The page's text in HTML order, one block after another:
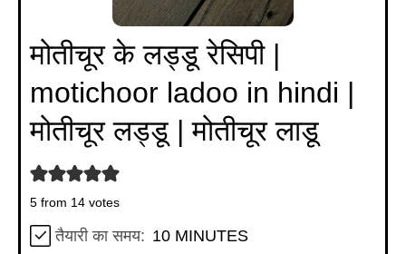
मोतीचूर के लड्डू रेसिपी |
motichoor ladoo in hindi |
मोतीचूर लड्डू | मोतीचूर लाडू
5 from 14 votes
तैयारी का समय: 10MINUTES
MINUTES